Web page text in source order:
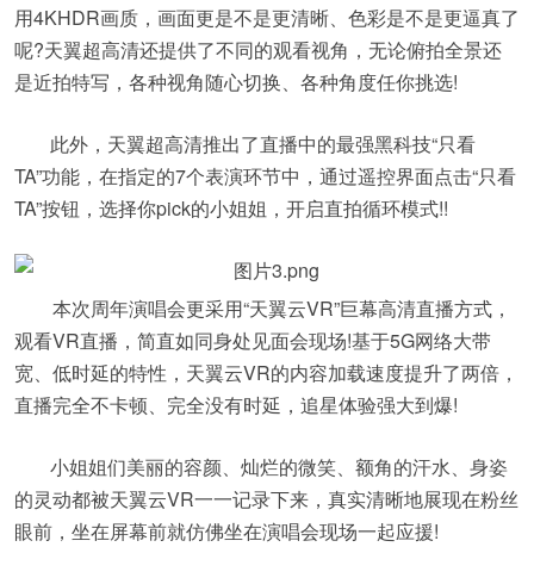
用4KHDR画质，画面更是不是更清晰、色彩是不是更逼真了
呢?天翼超高清还提供了不同的观看视角，无论俯拍全景还
是近拍特写，各种视角随心切换、各种角度任你挑选!
此外，天翼超高清推出了直播中的最强黑科技“只看
TA”功能，在指定的7个表演环节中，通过遥控界面点击“只看
TA”按钮，选择你pick的小姐姐，开启直拍循环模式!!
本次周年演唱会更采用“天翼云VR”巨幕高清直播方式，
观看VR直播，简直如同身处见面会现场!基于5G网络大带
宽、低时延的特性，天翼云VR的内容加载速度提升了两倍，
直播完全不卡顿、完全没有时延，追星体验强大到爆!
小姐姐们美丽的容颜、灿烂的微笑、额角的汗水、身姿
的灵动都被天翼云VR一一记录下来，真实清晰地展现在粉丝
眼前，坐在屏幕前就仿佛坐在演唱会现场一起应援!